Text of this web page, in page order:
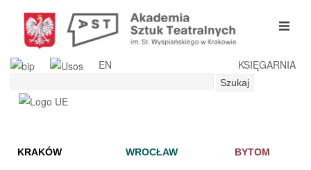
EN
KSIĘGARNIA
Szukaj
KRAKÓW WROCŁAW BYTOM